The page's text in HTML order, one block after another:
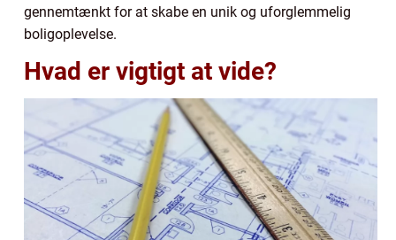
gennemtænkt for at skabe en unik og uforglemmelig
boligoplevelse.
Hvad er vigtigt at vide?